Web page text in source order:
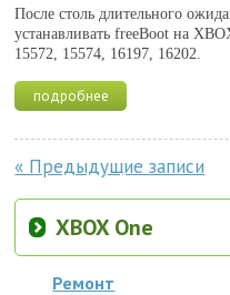
После столь длительного
устанавливать freeBoot на
15572, 15574, 16197, 16202.
подробнее
« Предыдущие записи
XBOX One
Ремонт